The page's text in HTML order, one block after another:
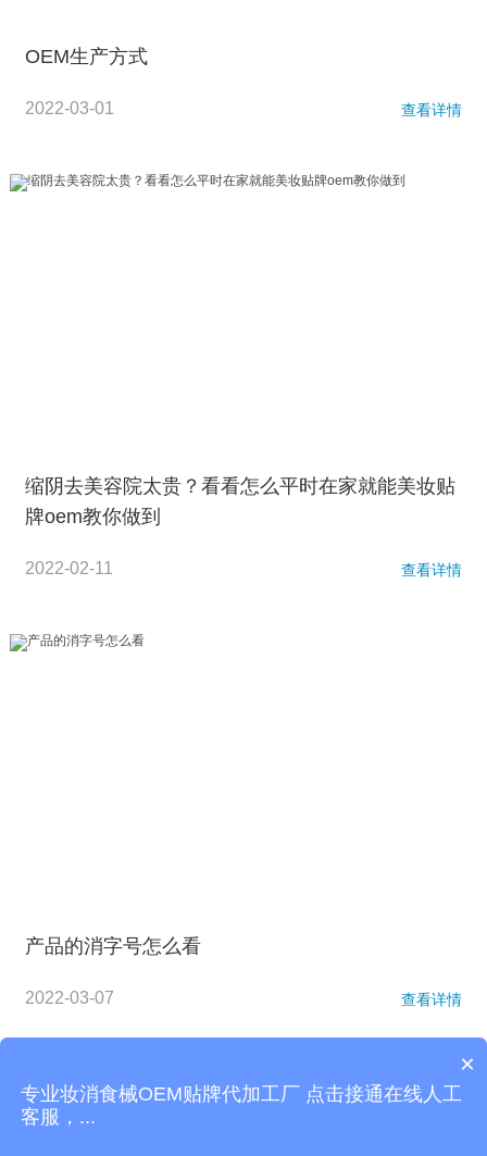
OEM生产方式
2022-03-01 查看详情
缩阴去美容院太贵？看看怎么平时在家就能美妆贴
牌oem教你做到
2022-02-11 查看详情
产品的消字号怎么看
2022-03-07 查看详情
站内导航： 面膜加工 精油加工 化妆品代加工 护肤品代加工
×
专业妆消食械OEM贴牌代加工厂 点击接通在线人工
客服，...